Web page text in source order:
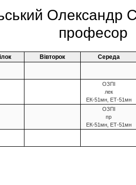
Олександр
професор
Вівторок Середа
ОЗПІ
лек
ЕК-51мн, ЕТ-51мн
ОЗПІ
пр
ЕК-51мн, ЕТ-51мн